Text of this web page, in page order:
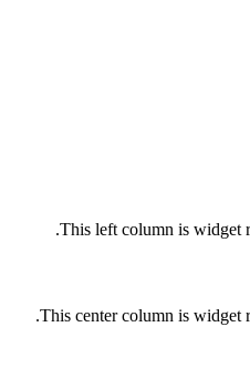
This left column is widget
This center column is widget